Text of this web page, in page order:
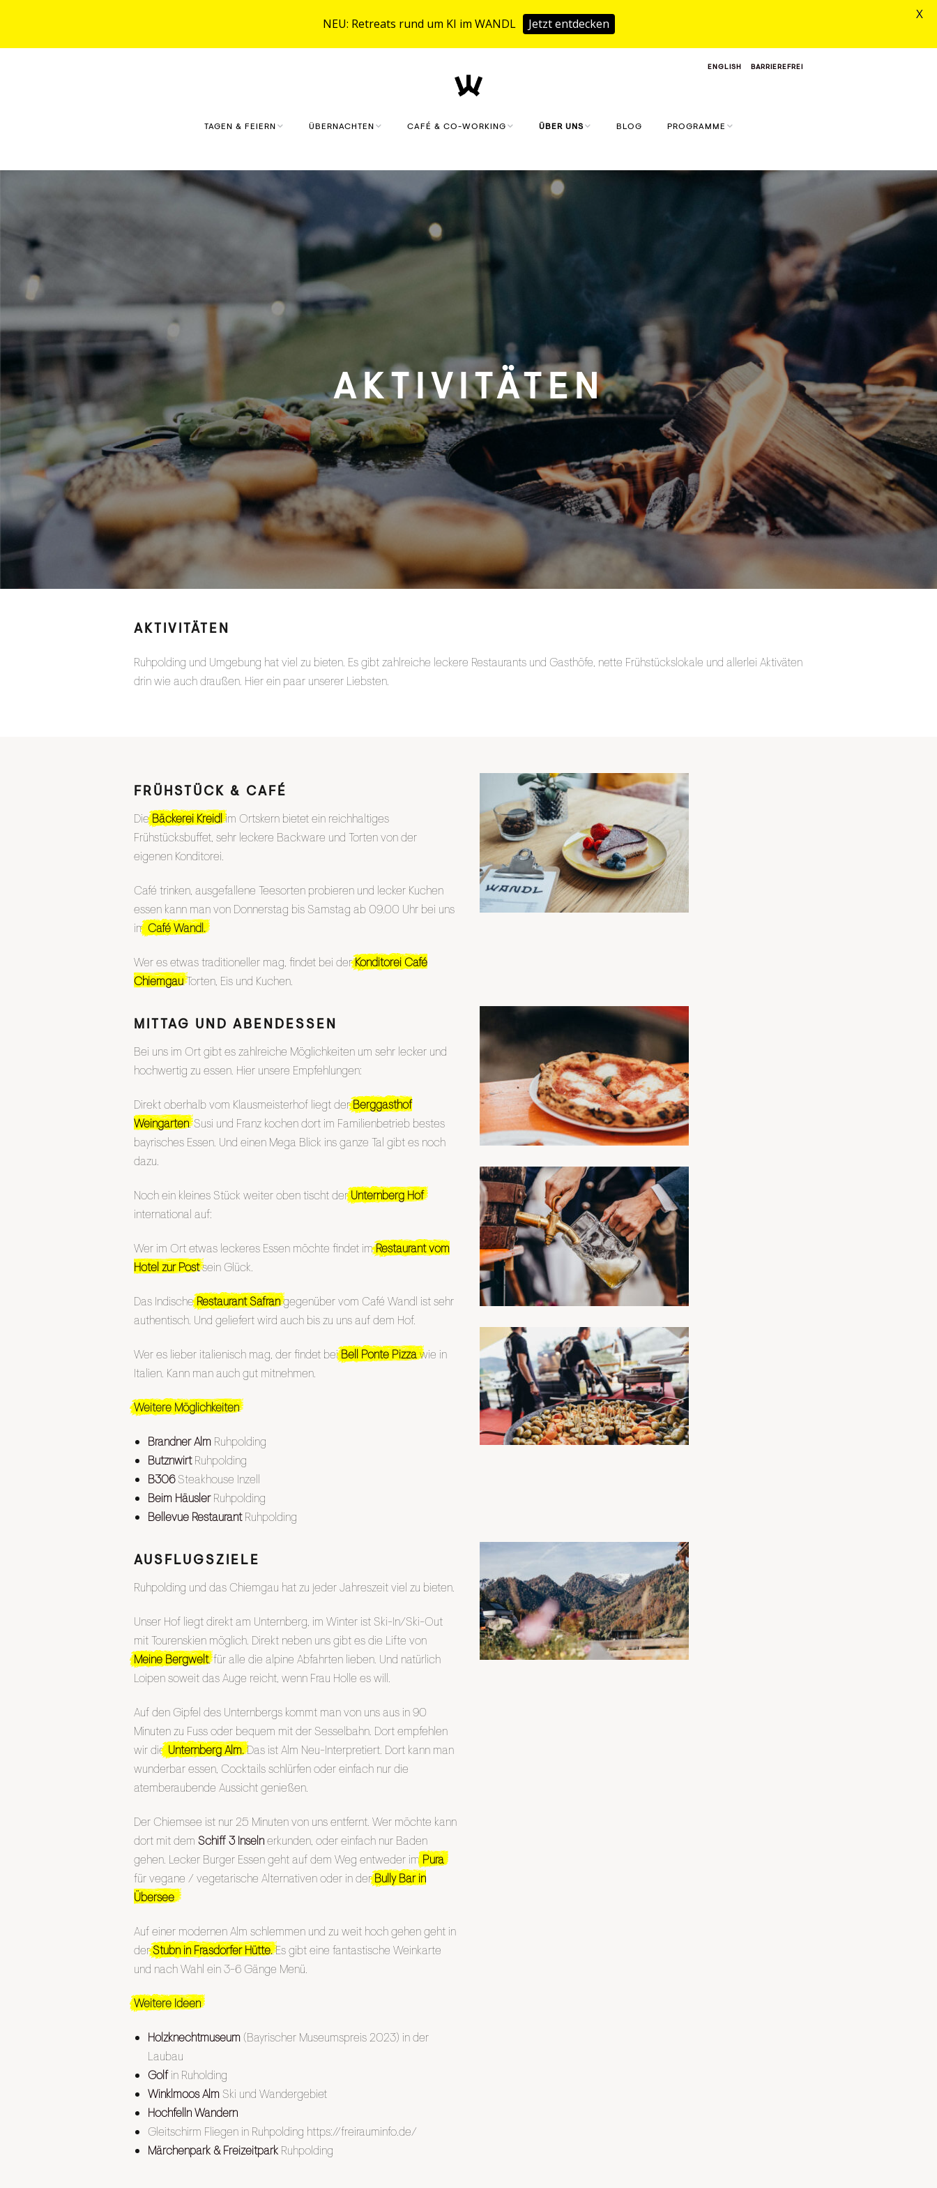
ENGLISH BARRIEREFREI
TAGEN & FEIERN
KONFERENZRAUM
ÜBERNACHTEN CAFÉ & CO-WORKING
CO.WORKING
ÜBER UNS
PHILOSOPHIE UND
WERTE
SCHREINEREI
AKTIVITÄTEN
KONTAKT
BLOG PROGRAMME
AKTIVITÄTEN
AKTIVITÄTEN
Ruhpolding und Umgebung hat viel zu bieten. Es gibt zahlreiche leckere Restaurants und Gasthöfe, nette Frühstückslokale und allerlei Aktiväten
drin wie auch draußen. Hier ein paar unserer Liebsten.
FRÜHSTÜCK & CAFÉ
DieBäckerei Kreidlim Ortskern bietet ein reichhaltiges
Frühstücksbuffet, sehr leckere Backware und Torten von der
eigenen Konditorei.
Café trinken, ausgefallene Teesorten probieren und lecker Kuchen
essen kann man von Donnerstag bis Samstag ab 09.00 Uhr bei uns
imCafé Wandl.
Wer es etwas traditioneller mag, findet bei derKonditorei Café
ChiemgauTorten, Eis und Kuchen.
MITTAG UND ABENDESSEN
Bei uns im Ort gibt es zahlreiche Möglichkeiten um sehr lecker und
hochwertig zu essen. Hier unsere Empfehlungen:
Direkt oberhalb vom Klausmeisterhof liegt derBerggasthof
Weingarten. Susi und Franz kochen dort im Familienbetrieb bestes
bayrisches Essen. Und einen Mega Blick ins ganze Tal gibt es noch
dazu.
Noch ein kleines Stück weiter oben tischt derUnternberg Hof
international auf:
Wer im Ort etwas leckeres Essen möchte findet imRestaurant vom
Hotel zur Postsein Glück.
Das IndischeRestaurant Safrangegenüber vom Café Wandl ist sehr
authentisch. Und geliefert wird auch bis zu uns auf dem Hof.
Wer es lieber italienisch mag, der findet beiBell Ponte Pizzawie in
Italien. Kann man auch gut mitnehmen.
Weitere Möglichkeiten
Brandner Alm Ruhpolding
ButznwirtRuhpolding
B306Steakhouse Inzell
Beim HäuslerRuhpolding
Bellevue RestaurantRuhpolding
AUSFLUGSZIELE
Ruhpolding und das Chiemgau hat zu jeder Jahreszeit viel zu bieten.
Unser Hof liegt direkt am Unternberg, im Winter ist Ski-In/Ski-Out
mit Tourenskien möglich. Direkt neben uns gibt es die Lifte von
Meine Bergwelt, für alle die alpine Abfahrten lieben. Und natürlich
Loipen soweit das Auge reicht, wenn Frau Holle es will.
Auf den Gipfel des Unternbergs kommt man von uns aus in 90
Minuten zu Fuss oder bequem mit der Sesselbahn. Dort empfehlen
wir die Unternberg Alm.Das ist Alm Neu-Interpretiert. Dort kann man
wunderbar essen, Cocktails schlürfen oder einfach nur die
atemberaubende Aussicht genießen.
Der Chiemsee ist nur 25 Minuten von uns entfernt. Wer möchte kann
dort mit dem Schiff 3 Inselnerkunden, oder einfach nur Baden
gehen. Lecker Burger Essen geht auf dem Weg entweder imPura
für vegane / vegetarische Alternativen oder in derBully Bar in
Übersee
Auf einer modernen Alm schlemmen und zu weit hoch gehen geht in
derStubn in Frasdorfer Hütte.Es gibt eine fantastische Weinkarte
und nach Wahl ein 3-6 Gänge Menü.
Weitere Ideen
Holzknechtmuseum(Bayrischer Museumspreis 2023) in der
Laubau
Golfin Ruholding
Winklmoos AlmSki und Wandergebiet
Hochfelln Wandern
Gleitschirm Fliegen in Ruhpolding https://freirauminfo.de/
Märchenpark & Freizeitpark Ruhpolding
NEU: Retreats rund um KI im WANDL Jetzt entdecken
X